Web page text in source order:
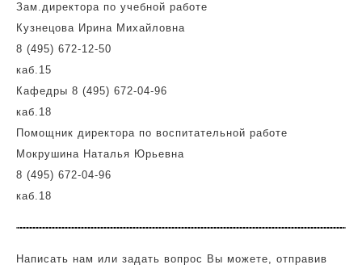
Зам.директора по учебной работе
Кузнецова Ирина Михайловна
8 (495) 672-12-50
каб.15
Кафедры 8 (495) 672-04-96
каб.18
Помощник директора по воспитательной работе
Мокрушина Наталья Юрьевна
8 (495) 672-04-96
каб.18
Написать нам или задать вопрос Вы можете, отправив